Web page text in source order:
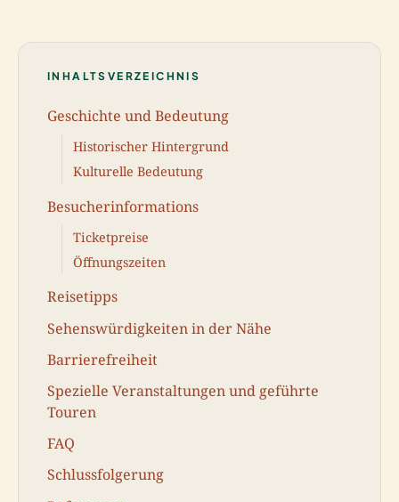
INHALTSVERZEICHNIS
Geschichte und Bedeutung
Historischer Hintergrund
Kulturelle Bedeutung
Besucherinformations
Ticketpreise
Öffnungszeiten
Reisetipps
Sehenswürdigkeiten in der Nähe
Barrierefreiheit
Spezielle Veranstaltungen und geführte
Touren
FAQ
Schlussfolgerung